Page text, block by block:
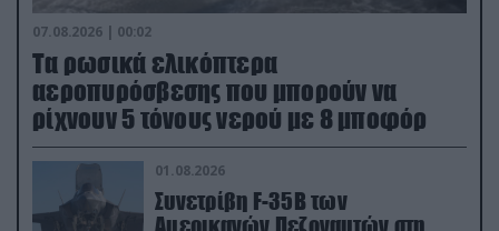
07.08.2026 | 00:02
Τα ρωσικά ελικόπτερα
αεροπυρόσβεσης που μπορούν να
ρίχνουν 5 τόνους νερού με 8 μποφόρ
01.08.2026
Συνετρίβη F-35B των
Αμερικανών Πεζοναυτών στη